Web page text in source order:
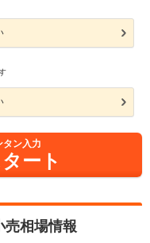
タン入力
ート
売相場情報